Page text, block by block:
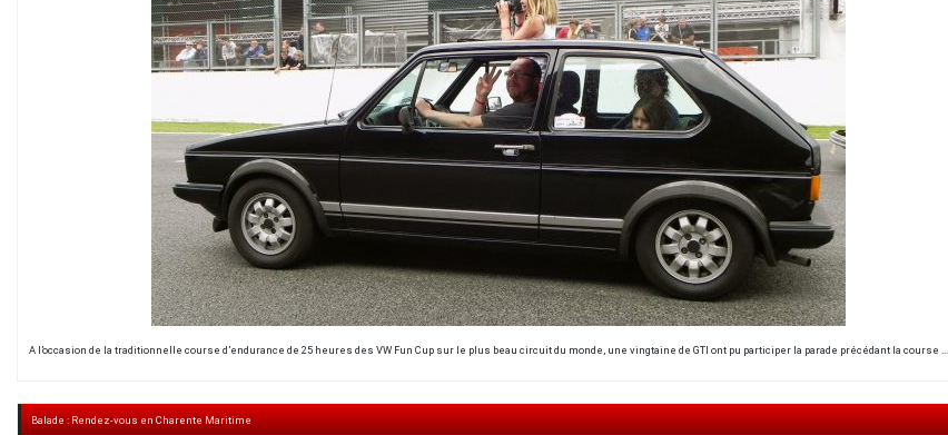
A l’occasion de la traditionnelle course d’endurance de 25 heures des VW Fun Cup sur le plus beau circuit du monde, une vingtaine de GTI ont pu participer la parade précédant la course …
Balade : Rendez-vous en Charente Maritime